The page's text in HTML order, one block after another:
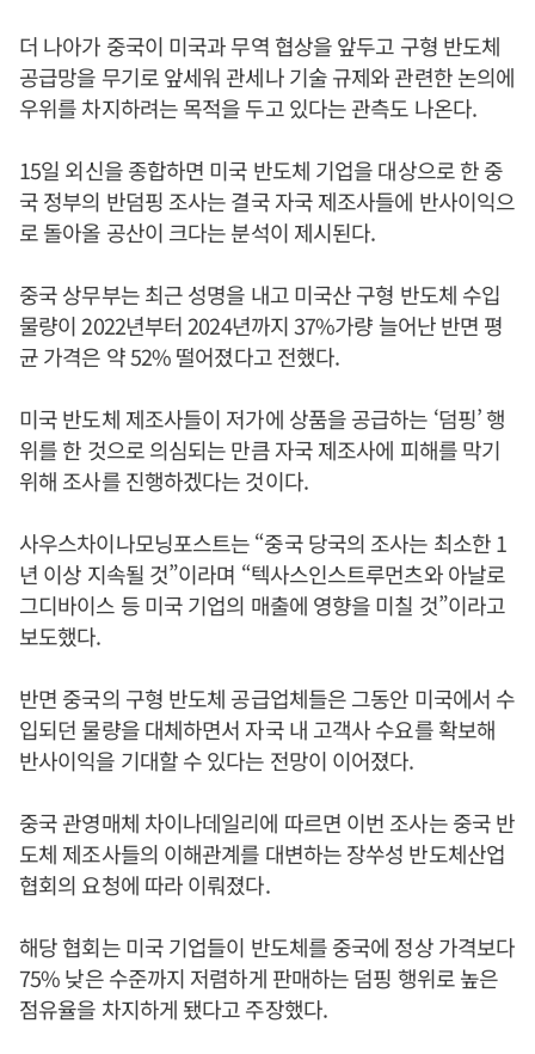
더 나아가 중국이 미국과 무역 협상을 앞두고 구형 반도체
공급망을 무기로 앞세워 관세나 기술 규제와 관련한 논의에
우위를 차지하려는 목적을 두고 있다는 관측도 나온다.
15일 외신을 종합하면 미국 반도체 기업을 대상으로 한 중
국 정부의 반덤핑 조사는 결국 자국 제조사들에 반사이익으
로 돌아올 공산이 크다는 분석이 제시된다.
중국 상무부는 최근 성명을 내고 미국산 구형 반도체 수입
물량이 2022년부터 2024년까지 37%가량 늘어난 반면 평
균 가격은 약 52% 떨어졌다고 전했다.
미국 반도체 제조사들이 저가에 상품을 공급하는 ‘덤핑’ 행
위를 한 것으로 의심되는 만큼 자국 제조사에 피해를 막기
위해 조사를 진행하겠다는 것이다.
사우스차이나모닝포스트는 “중국 당국의 조사는 최소한 1
년 이상 지속될 것”이라며 “텍사스인스트루먼츠와 아날로
그디바이스 등 미국 기업의 매출에 영향을 미칠 것”이라고
보도했다.
반면 중국의 구형 반도체 공급업체들은 그동안 미국에서 수
입되던 물량을 대체하면서 자국 내 고객사 수요를 확보해
반사이익을 기대할 수 있다는 전망이 이어졌다.
중국 관영매체 차이나데일리에 따르면 이번 조사는 중국 반
도체 제조사들의 이해관계를 대변하는 장쑤성 반도체산업
협회의 요청에 따라 이뤄졌다.
해당 협회는 미국 기업들이 반도체를 중국에 정상 가격보다
75% 낮은 수준까지 저렴하게 판매하는 덤핑 행위로 높은
점유율을 차지하게 됐다고 주장했다.